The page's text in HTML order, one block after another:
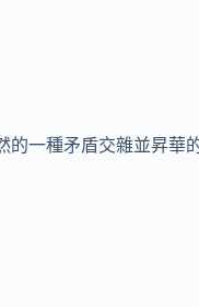
一種矛盾交雜並昇華